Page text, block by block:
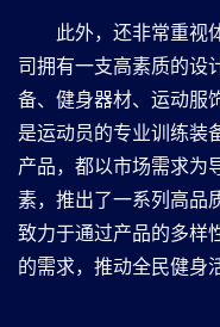
此外，还非常重视
司拥有一支高素质的设
备、健身器材、运动服
是运动员的专业训练装
产品，都以市场需求为
素，推出了一系列高品
致力于通过产品的多样
的需求，推动全民健身